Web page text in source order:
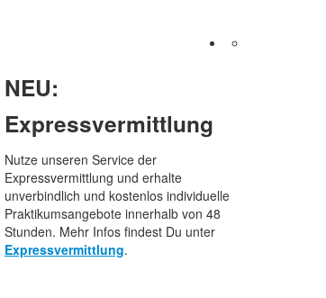
NEU:
Expressvermittlung
Nutze unseren Service der
Expressvermittlung und erhalte
unverbindlich und kostenlos individuelle
Praktikumsangebote innerhalb von 48
Stunden. Mehr Infos findest Du unter
Expressvermittlung.